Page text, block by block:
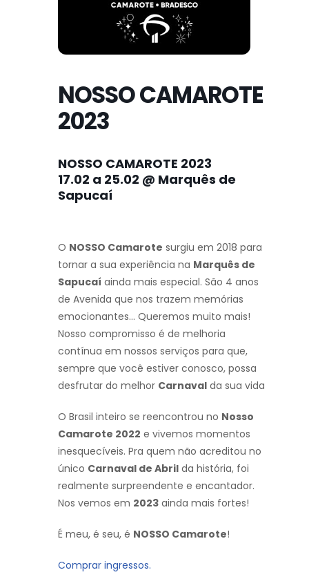
NOSSO CAMAROTE
2023
NOSSO CAMAROTE 2023
17.02 a 25.02 @ Marquês de
Sapucaí
O NOSSO Camarote surgiu em 2018 para
tornar a sua experiência na Marquês de
Sapucaí ainda mais especial. São 4 anos
de Avenida que nos trazem memórias
emocionantes… Queremos muito mais!
Nosso compromisso é de melhoria
contínua em nossos serviços para que,
sempre que você estiver conosco, possa
desfrutar do melhor Carnaval da sua vida
O Brasil inteiro se reencontrou no Nosso
Camarote 2022 e vivemos momentos
inesquecíveis. Pra quem não acreditou no
único Carnaval de Abril da história, foi
realmente surpreendente e encantador.
Nos vemos em 2023 ainda mais fortes!
É meu, é seu, é NOSSO Camarote!
Comprar ingressos.